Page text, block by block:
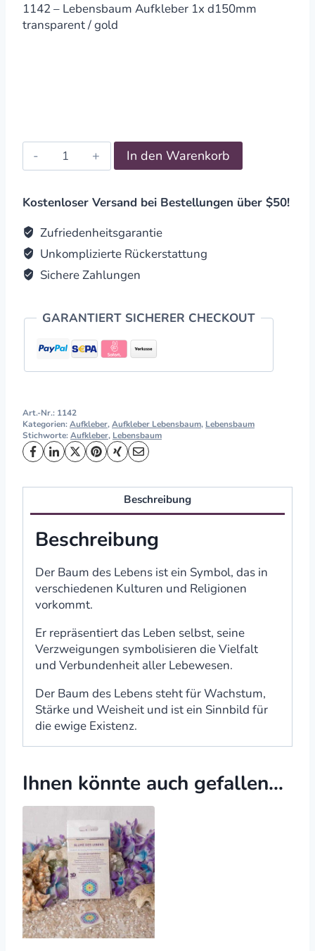
1142 – Lebensbaum Aufkleber 1x d150mm
transparent / gold
Aufkleber
Baum
Lebens
d150mm
transparent
/
gold
In den Warenkorb
Kostenloser Versand bei Bestellungen über $50!
Zufriedenheitsgarantie
Unkomplizierte Rückerstattung
Sichere Zahlungen
GARANTIERT SICHERER CHECKOUT
Art.-Nr.: 1142
Kategorien:Aufkleber,Aufkleber Lebensbaum, Lebensbaum
Stichworte:Aufkleber, Lebensbaum
Beschreibung
Beschreibung
Der Baum des Lebens ist ein Symbol, das in
verschiedenen Kulturen und Religionen
vorkommt.
Er repräsentiert das Leben selbst, seine
Verzweigungen symbolisieren die Vielfalt
und Verbundenheit aller Lebewesen.
Der Baum des Lebens steht für Wachstum,
Stärke und Weisheit und ist ein Sinnbild für
die ewige Existenz.
Ihnen könnte auch gefallen…